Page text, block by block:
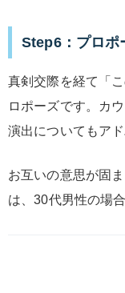
Step6：プロポ
真剣交際を経て「
ロポーズです。カ
演出についてもア
お互いの意思が固
は、30代男性の場合